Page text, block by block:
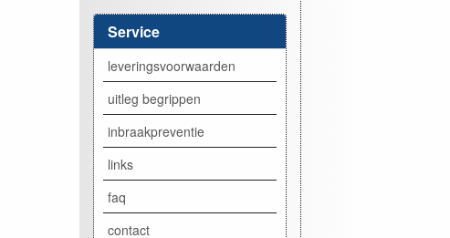
Service
leveringsvoorwaarden
uitleg begrippen
inbraakpreventie
links
faq
contact